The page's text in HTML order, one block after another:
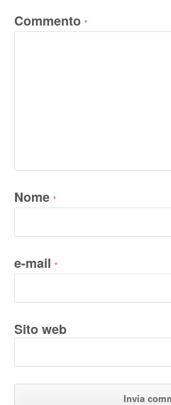
Commento *
Nome *
e-mail *
Sito web